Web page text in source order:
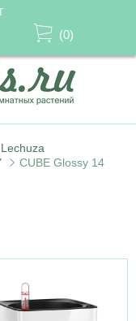
(0)
CUBE Glossy 14